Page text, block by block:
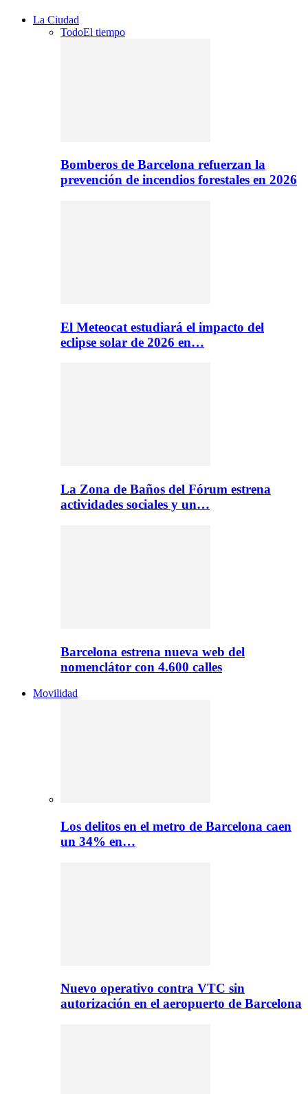
La Ciudad
TodoEl tiempo
Bomberos de Barcelona refuerzan la
prevención de incendios forestales en 2026
El Meteocat estudiará el impacto del
eclipse solar de 2026 en…
La Zona de Baños del Fórum estrena
actividades sociales y un…
Barcelona estrena nueva web del
nomenclátor con 4.600 calles
Movilidad
Los delitos en el metro de Barcelona caen
un 34% en…
Nuevo operativo contra VTC sin
autorización en el aeropuerto de Barcelona